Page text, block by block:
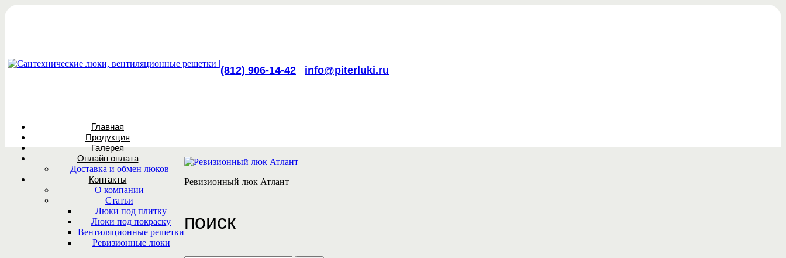
(812) 906-14-42 info@piterluki.ru
Главная
Продукция
Галерея
Онлайн оплата
Доставка и обмен люков
Контакты
О компании
Статьи
Люки под плитку
Люки под покраску
Вентиляционные решетки
Ревизионные люки
Ревизионный люк Атлант
поиск